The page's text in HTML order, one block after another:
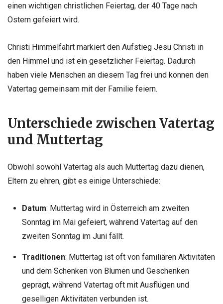
einen wichtigen christlichen Feiertag, der 40 Tage nach
Ostern gefeiert wird.
Christi Himmelfahrt markiert den Aufstieg Jesu Christi in
den Himmel und ist ein gesetzlicher Feiertag. Dadurch
haben viele Menschen an diesem Tag frei und können den
Vatertag gemeinsam mit der Familie feiern.
Unterschiede zwischen Vatertag
und Muttertag
Obwohl sowohl Vatertag als auch Muttertag dazu dienen,
Eltern zu ehren, gibt es einige Unterschiede:
Datum: Muttertag wird in Österreich am zweiten
Sonntag im Mai gefeiert, während Vatertag auf den
zweiten Sonntag im Juni fällt.
Traditionen: Muttertag ist oft von familiären Aktivitäten
und dem Schenken von Blumen und Geschenken
geprägt, während Vatertag oft mit Ausflügen und
geselligen Aktivitäten verbunden ist.